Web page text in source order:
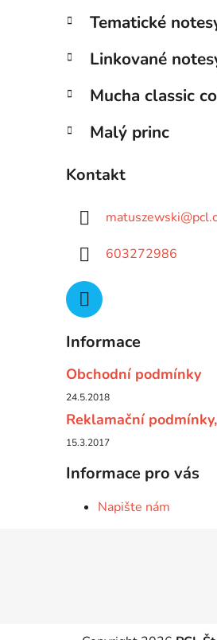
Tematické
Linkované
Mucha classic
Malý princ
Kontakt
matuszewski@
603272986
Informace
Obchodní podmínky
24.5.2018
Reklamační
15.3.2017
Informace pro vás
Napište nám